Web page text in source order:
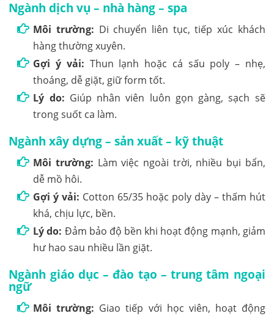
Ngành dịch vụ – nhà hàng – spa
Môi trường: Di chuyển liên tục, tiếp xúc khách
hàng thường xuyên.
Gợi ý vải: Thun lạnh hoặc cá sấu poly – nhẹ,
thoáng, dễ giặt, giữ form tốt.
Lý do: Giúp nhân viên luôn gọn gàng, sạch sẽ
trong suốt ca làm.
Ngành xây dựng – sản xuất – kỹ thuật
Môi trường: Làm việc ngoài trời, nhiều bụi bẩn,
dễ mồ hôi.
Gợi ý vải: Cotton 65/35 hoặc poly dày – thấm hút
khá, chịu lực, bền.
Lý do: Đảm bảo độ bền khi hoạt động mạnh, giảm
hư hao sau nhiều lần giặt.
Ngành giáo dục – đào tạo – trung tâm ngoại
ngữ
Môi trường: Giao tiếp với học viên, hoạt động